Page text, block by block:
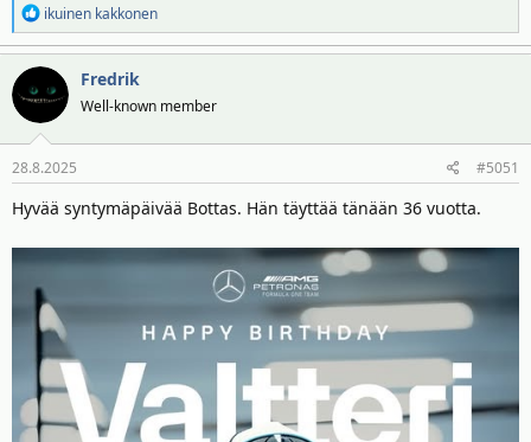
R
e
a
t
i
o
t
ikuinen kakkonen
Fredrik
Well-known member
28.8.2025 #5051
Hyvää syntymäpäivää Bottas. Hän täyttää tänään 36 vuotta.